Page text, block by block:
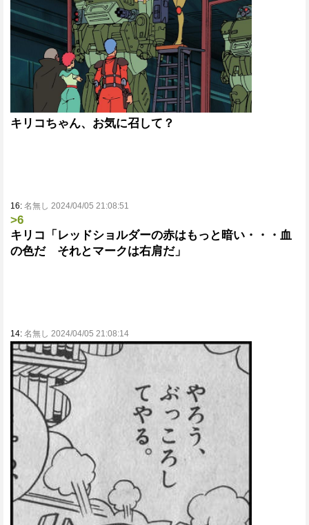
キリコちゃん、お気に召して？
16: 名無し 2024/04/05 21:08:51
>6
キリコ「レッドショルダーの赤はもっと暗い・・・血
の色だ それとマークは右肩だ」
14: 名無し 2024/04/05 21:08:14